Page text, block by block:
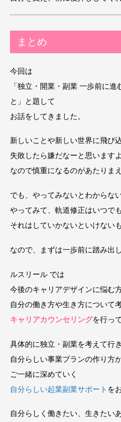
まとめ
今回は
「独立・開業・副業 一歩前に
と」と題して
お話をしてきました。
新しいことや新しい世界に飛び
失敗したら嫌だなーと思いますよ
なので慎重になるのがあたりまえ
でも、やってみないとわからない
やってみて、軌道修正はいつで
それはしていかないといけないも
なので、まずは一歩前に踏み出
ルスリール では
今後のキャリアデザインに悩む
自分の働き方や生き方について
キャリアカウンセリングを行っ
具体的に独立・副業を考えて行
自分らしい事業プランの作り方
ご一緒に深めていく
自分らしい起業副業サポート を
自分らしく働きたい、生きたい